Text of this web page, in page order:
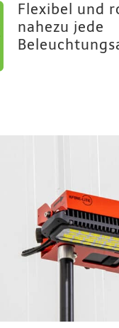
Flexibel und
nahezu jede